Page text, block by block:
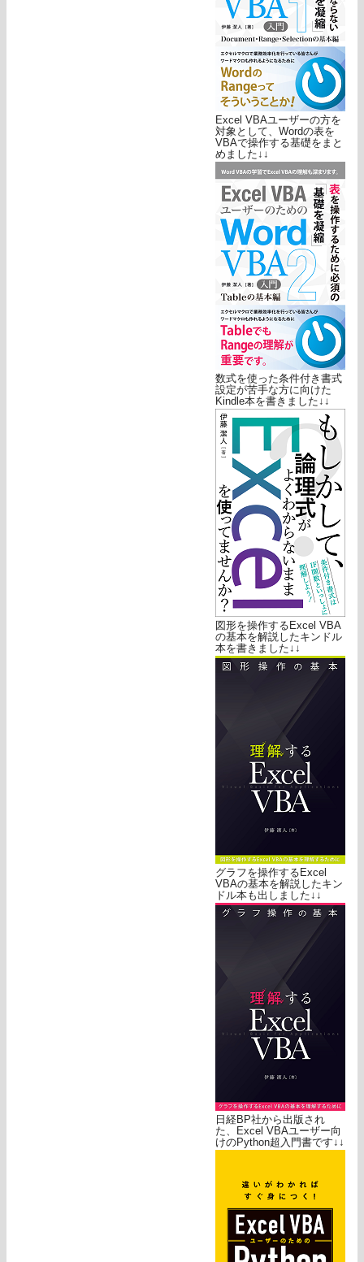
Excel VBAユーザーの方を
対象として、Wordの表を
VBAで操作する基礎をまと
めました↓↓
数式を使った条件付き書式
設定が苦手な方に向けた
Kindle本を書きました↓↓
図形を操作するExcel VBA
の基本を解説したキンドル
本を書きました↓↓
グラフを操作するExcel
VBAの基本を解説したキン
ドル本も出しました↓↓
日経BP社から出版され
た、Excel VBAユーザー向
けのPython超入門書です↓↓